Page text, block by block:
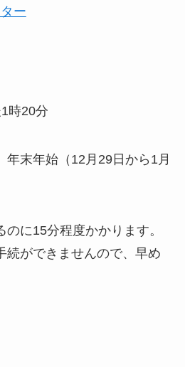
ー
時20分
年末年始（12月29日から1月
に15分程度かかります。
続ができませんので、早め